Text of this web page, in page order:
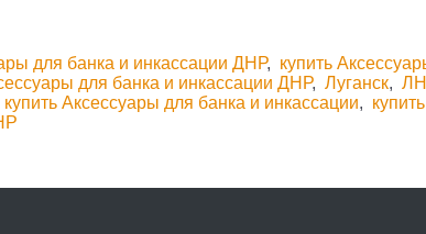
для банка и инкассации ДНР, купить
для банка и инкассации ДНР,Луганск,
купить Аксессуары для банка и инкассации,